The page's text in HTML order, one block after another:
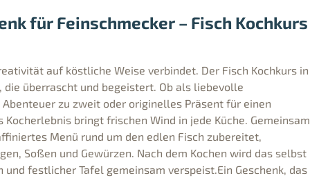
für Feinschmecker – Fisch Kochkurs
auf köstliche Weise verbindet. Der Fisch Kochkurs in
die überrascht und begeistert. Ob als liebevolle
zu zweit oder originelles Präsent für einen
Kocherlebnis bringt frischen Wind in jede Küche. Gemeinsam
Menü rund um den edlen Fisch zubereitet,
Soßen und Gewürzen. Nach dem Kochen wird das selbst
festlicher Tafel gemeinsam verspeist.Ein Geschenk, das